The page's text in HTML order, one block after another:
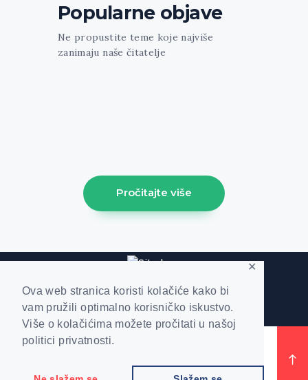
Ova web stranica koristi kolačiće kako bi
vam pružili optimalno korisničko iskustvo.
Više o kolačićima možete pročitati u našoj
politici privatnosti.
✕
Popularne objave
Ne propustite teme koje najviše
zanimaju naše čitatelje
Pročitajte više
Kruzna Ekonomija © 2019. | Sva prava